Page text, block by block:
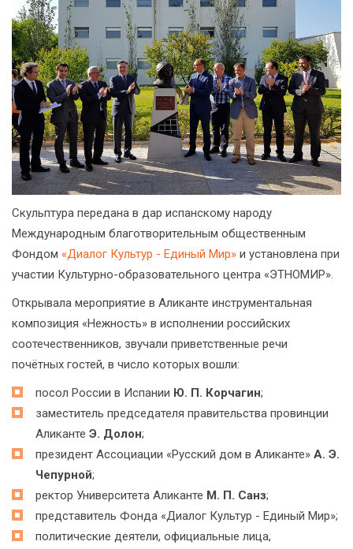
Скульптура передана в дар испанскому народу
Международным благотворительным общественным
Фондом «Диалог Культур - Единый Мир» и установлена при
участии Культурно-образовательного центра «ЭТНОМИР».
Открывала мероприятие в Аликанте инструментальная
композиция «Нежность» в исполнении российских
соотечественников, звучали приветственные речи
почётных гостей, в число которых вошли:
посол России в Испании Ю. П. Корчагин;
заместитель председателя правительства провинции
Аликанте Э. Долон;
президент Ассоциации «Русский дом в Аликанте» А. Э.
Чепурной;
ректор Университета Аликанте М. П. Санз;
представитель Фонда «Диалог Культур - Единый Мир»;
политические деятели, официальные лица,